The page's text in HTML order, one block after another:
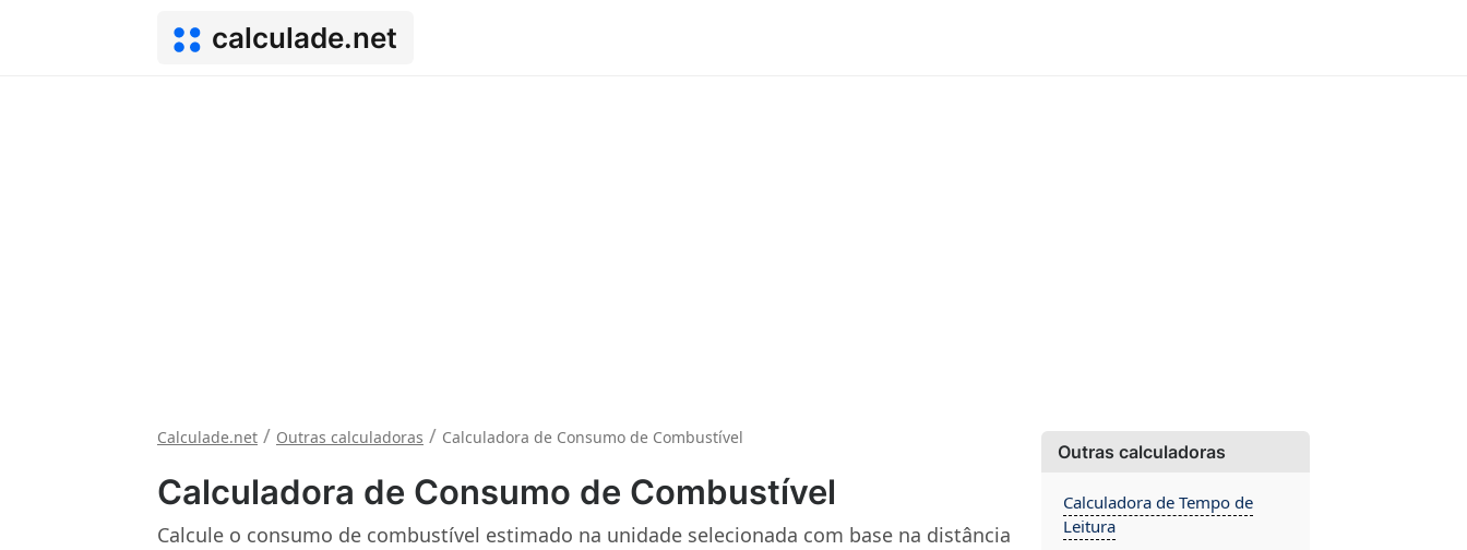
calculade.net
Calculade.net / Outras calculadoras / Calculadora de Consumo de Combustível
Calculadora de Consumo de Combustível
Calcule o consumo de combustível estimado na unidade selecionada com base na distância
Outras calculadoras
Calculadora de Tempo de
Leitura